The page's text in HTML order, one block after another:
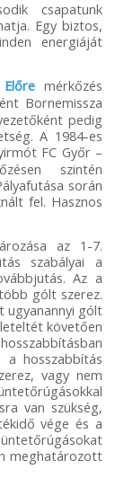
csapatunk
Egy biztos,
energiáját
mérkőzés
Bornemissza
pedig
A 1984-es
FC Győr –
szintén
során
fel. Hasznos
az 1-7.
szabályai a
Az a
gólt szerez.
ugyanannyi gólt
követően
hosszabbítás
vagy nem
van szükség,
vége és a
meghatározott